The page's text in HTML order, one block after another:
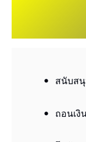
สนับส
ถอนเงิ